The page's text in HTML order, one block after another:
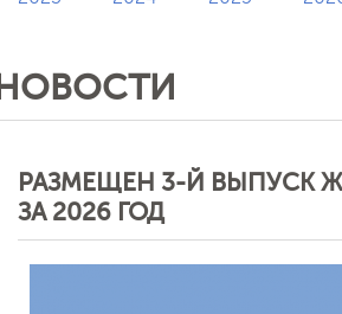
НОВОСТИ
РАЗМЕЩЕН 3-Й ВЫПУСК
ЗА 2026 ГОД